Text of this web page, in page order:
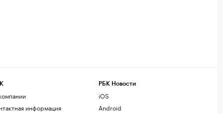
информация
РБК Новости
iOS
Android